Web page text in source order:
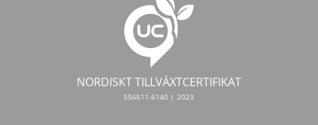
NORDISKT TILLVÄXTCERTIFIKAT
556611-6140 | 2023